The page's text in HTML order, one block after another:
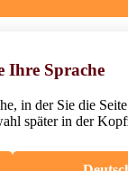
Ihre Sprache
in der Sie die Seite
später in der
Blockaden /